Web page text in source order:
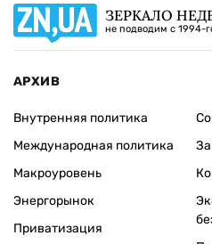
ЗЕРКАЛО
не подводим с 1994-
АРХИВ
Внутренняя политика
Международная политика
Макроуровень
Энергорынок
Приватизация